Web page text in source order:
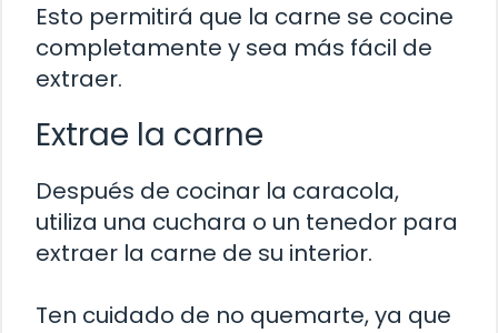
Esto permitirá que la carne se cocine
completamente y sea más fácil de
extraer.
Extrae la carne
Después de cocinar la caracola,
utiliza una cuchara o un tenedor para
extraer la carne de su interior.
Ten cuidado de no quemarte, ya que